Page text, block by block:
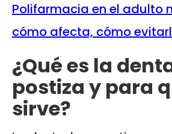
Polifarmacia en el adulto
cómo afecta, cómo
¿Qué es la
postiza y para
sirve?